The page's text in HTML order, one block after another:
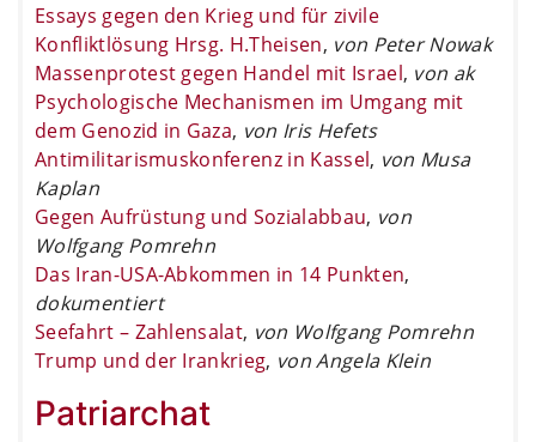
Essays gegen den Krieg und für zivile
Konfliktlösung Hrsg. H.Theisen, von Peter Nowak
Massenprotest gegen Handel mit Israel, von ak
Psychologische Mechanismen im Umgang mit
dem Genozid in Gaza, von Iris Hefets
Antimilitarismuskonferenz in Kassel, von Musa
Kaplan
Gegen Aufrüstung und Sozialabbau, von
Wolfgang Pomrehn
Das Iran-USA-Abkommen in 14 Punkten,
dokumentiert
Seefahrt – Zahlensalat, von Wolfgang Pomrehn
Trump und der Irankrieg, von Angela Klein
Patriarchat